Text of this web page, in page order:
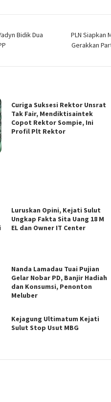
Bidik Dua
PLN Siapkan
Gerakkan
Curiga Suksesi Rektor Unsrat
Tak Fair, Mendiktisaintek
Copot Rektor Sompie, Ini
Profil Plt Rektor
Luruskan Opini, Kejati Sulut
Ungkap Fakta Sita Uang 18 M
EL dan Owner IT Center
Nanda Lamadau Tuai Pujian
Gelar Nobar PD, Banjir Hadiah
dan Konsumsi, Penonton
Meluber
Kejagung Ultimatum Kejati
Sulut Stop Usut MBG